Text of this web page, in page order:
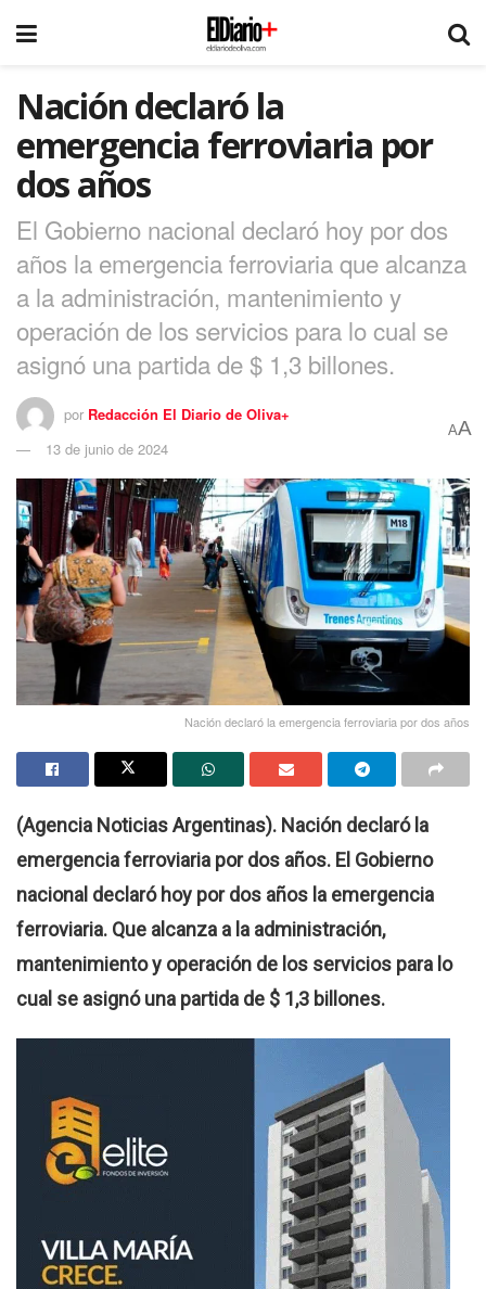
Nación declaró la
emergencia ferroviaria por
dos años
El Gobierno nacional declaró hoy por dos
años la emergencia ferroviaria que alcanza
a la administración, mantenimiento y
operación de los servicios para lo cual se
asignó una partida de $ 1,3 billones.
por Redacción El Diario de Oliva+
13 de junio de 2024
AA
Nación declaró la emergencia ferroviaria por dos años
(Agencia Noticias Argentinas). Nación declaró la
emergencia ferroviaria por dos años. El Gobierno
nacional declaró hoy por dos años la emergencia
ferroviaria. Que alcanza a la administración,
mantenimiento y operación de los servicios para lo
cual se asignó una partida de $ 1,3 billones.